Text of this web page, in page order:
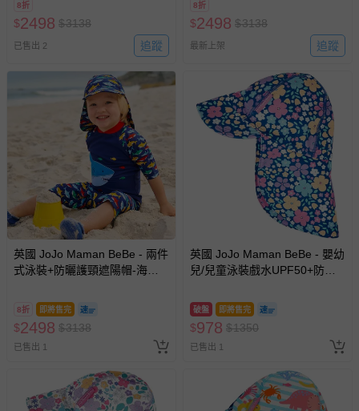
8折
$2498 $3138
已售出 2 追蹤
8折
$2498 $3138
最新上架 追蹤
英國 JoJo Maman BeBe - 兩件
式泳裝+防曬護頸遮陽帽-海中
_JJH1311
8折 即將售完
$2498 $3138
已售出 1
英國 JoJo Maman BeBe - 嬰幼
兒/兒童泳裝戲水UPF50+防曬
破盤 即將售完
$978 $1350
已售出 1